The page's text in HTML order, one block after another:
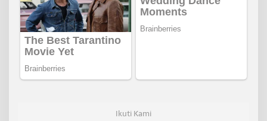
Ikuti Kami